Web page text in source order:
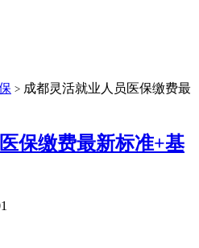
> 成都灵活就业人员医保缴费最
保缴费最新标准+基